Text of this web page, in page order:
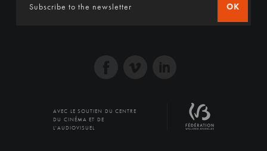
OK
AVEC LE SOUTIEN DU CENTRE
DU CINÉMA ET DE
L'AUDIOVISUEL